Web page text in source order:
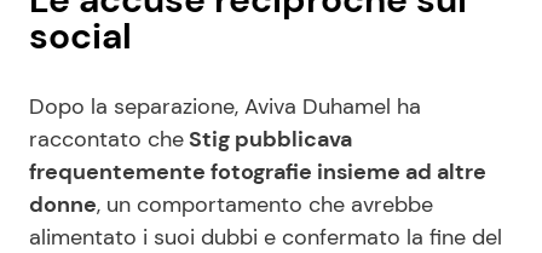
social
Dopo la separazione, Aviva Duhamel ha
raccontato cheStig pubblicava
frequentemente fotografie insieme ad altre
donne, un comportamento che avrebbe
alimentato i suoi dubbi e confermato la fine del